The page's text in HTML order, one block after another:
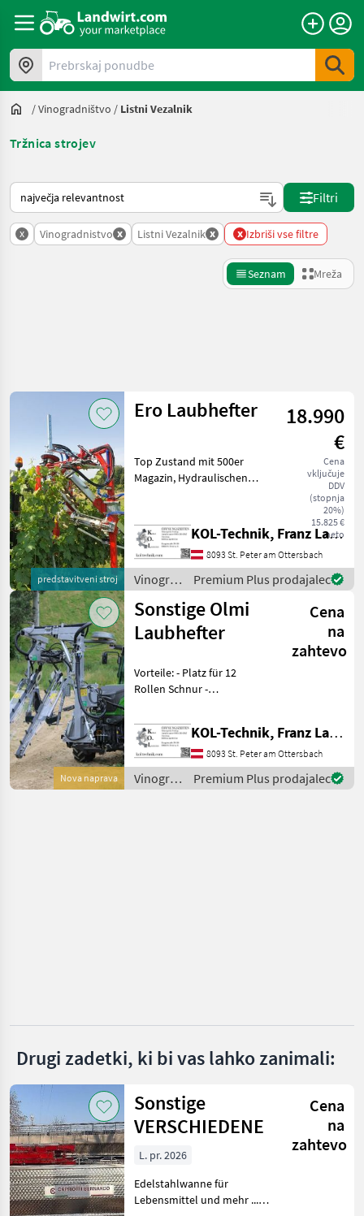
Prebrskaj ponudbe
/Vinogradništvo / Listni Vezalnik
Tržnica strojev
Tako je razvrščeno na Landwirt.com
Filtri
x Vinogradnistvo x Listni Vezalnik x x Izbriši vse filtre
Seznam Mreža
Kategorija 3 Država Filtri
TRENUTNA
POT
Kmetijska
tehnika
Vinogradnistvo
Listni
Vezalnik
IZBERITE
KATEGORIJO
Ero
1
Sonstige
1
MARKETPLACE
Marketplace
Ponudbe
trgovcev
Mali
oglasi
Ponastavi
Prikaži 2
rezultatov
predstavitveni stroj
Ero Laubhefter
18.990
€
Cena
vključuje
DDV
(stopnja
20%)
15.825 €
neto
Top Zustand mit 500er
Magazin, Hydraulischen
Laubhefter verfügen über
eine serienmäßige
Anfahrsicherung. Sie be
KOL-Technik, Franz Lampl-Küssner
8093 St. Peter am Ottersbach
Vinogradništvo
/ Ero
Premium Plus prodajalec
Nova naprava
Sonstige Olmi
Laubhefter
Cena
na
zahtevo
Vorteile: - Platz für 12
Rollen Schnur -
Gummiaufnahmebänder -
Runde Klammern: - Für
Steilhang geeignet -
Leichtes Ausziehen der
Schnur - 10
KOL-Technik, Franz Lampl-Küssner
8093 St. Peter am Ottersbach
Vinogradništvo
/
Premium Plus prodajalec
Drugi zadetki, ki bi vas lahko zanimali:
Sonstige
VERSCHIEDENE
Cena
na
zahtevo
L. pr. 2026
Edelstahlwanne für
Lebensmittel und mehr ...